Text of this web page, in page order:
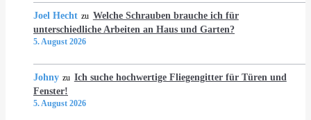
Joel Hecht zu Welche Schrauben brauche ich für
unterschiedliche Arbeiten an Haus und Garten?
5. August 2026
Johny zu Ich suche hochwertige Fliegengitter für Türen und
Fenster!
5. August 2026